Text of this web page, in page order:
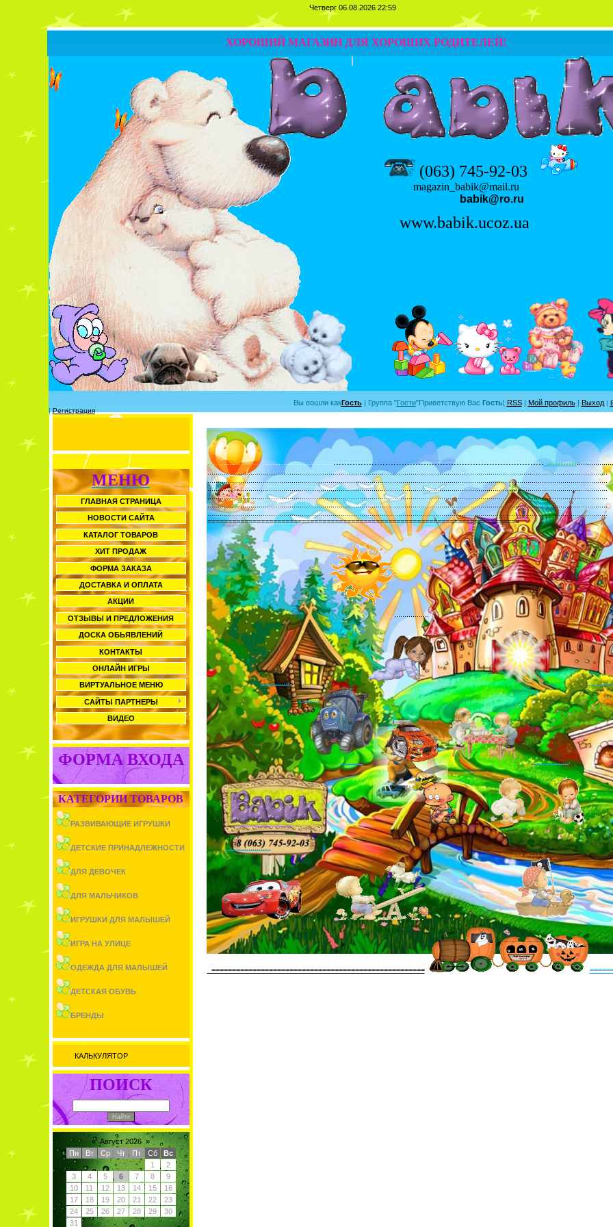
Четверг 06.08.2026 22:59
ХОРОШИЙ МАГАЗИН ДЛЯ ХОРОШИХ РОДИТЕЛЕЙ!
(063) 745-92-03
magazin_babik@mail.ru
babik@ro.ru
www.babik.ucoz.ua
Вы вошли какГость| Группа"Гости"Приветствую Вас Гость| RSS| Мой профиль| Выход|
| Регистрация
МЕНЮ
ГЛАВНАЯ СТРАНИЦА
НОВОСТИ САЙТА
КАТАЛОГ ТОВАРОВ
ХИТ ПРОДАЖ
ФОРМА ЗАКАЗА
ДОСТАВКА И ОПЛАТА
АКЦИИ
ОТЗЫВЫ И ПРЕДЛОЖЕНИЯ
ДОСКА ОБЬЯВЛЕНИЙ
КОНТАКТЫ
ОНЛАЙН ИГРЫ
ВИРТУАЛЬНОЕ МЕНЮ
САЙТЫ ПАРТНЕРЫ
ВИДЕО
ФОРМА ВХОДА
КАТЕГОРИИ ТОВАРОВ
РАЗВИВАЮЩИЕ ИГРУШКИ
ДЕТСКИЕ ПРИНАДЛЕЖНОСТИ
ДЛЯ ДЕВОЧЕК
ДЛЯ МАЛЬЧИКОВ
ИГРУШКИ ДЛЯ МАЛЫШЕЙ
ИГРА НА УЛИЦЕ
ОДЕЖДА ДЛЯ МАЛЫШЕЙ
ДЕТСКАЯ ОБУВЬ
БРЕНДЫ
КАЛЬКУЛЯТОР
ПОИСК
« Август 2026 »
Пн
Вт Ср Чт Пт Сб
Вс
1
2
3
4 5 6 7 8
9
10
11 12 13 14 15
16
17
18 19 20 21 22
23
24
25 26 27 28 29
30
31
........................................................................................................................... ...........
...................................................................................................................................................................................................
...................................................................................................................................................................................................
...................................................................................................................................................................................................
...................................................................................................................................................................................................
...................................................................................................................................................................................................
...................................................................................................................................................................................................
============================================================================
.....................
................ .
..........
........... ....................
...........................
.....................
====================================================